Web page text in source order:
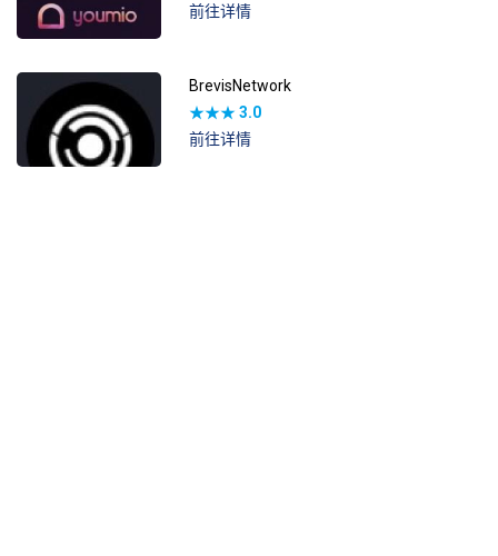
前往详情
BrevisNetwork
★★★3.0
前往详情